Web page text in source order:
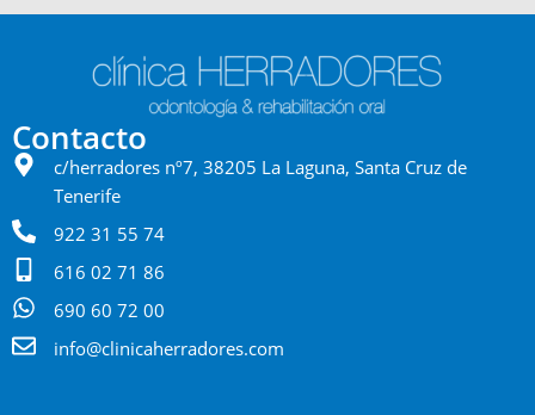
Contacto
c/herradores nº7, 38205 La Laguna, Santa Cruz de
Tenerife
922 31 55 74
616 02 71 86
690 60 72 00
info@clinicaherradores.com